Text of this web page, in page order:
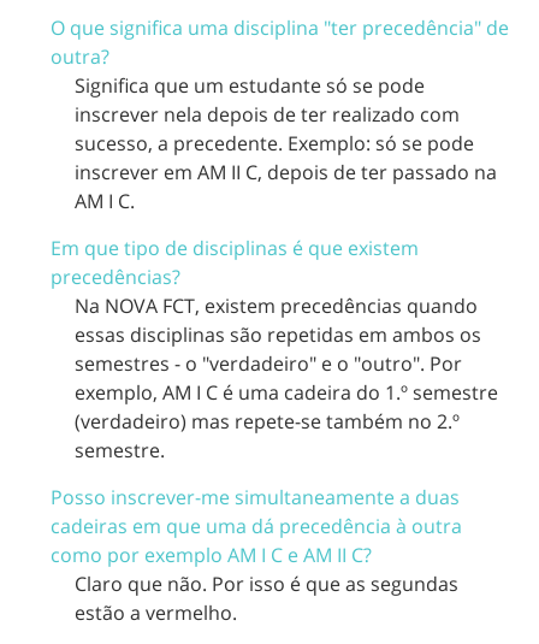
O que significa uma disciplina "ter precedência" de
outra?
Significa que um estudante só se pode
inscrever nela depois de ter realizado com
sucesso, a precedente. Exemplo: só se pode
inscrever em AM II C, depois de ter passado na
AM I C.
Em que tipo de disciplinas é que existem
precedências?
Na NOVA FCT, existem precedências quando
essas disciplinas são repetidas em ambos os
semestres - o "verdadeiro" e o "outro". Por
exemplo, AM I C é uma cadeira do 1.º semestre
(verdadeiro) mas repete-se também no 2.º
semestre.
Posso inscrever-me simultaneamente a duas
cadeiras em que uma dá precedência à outra
como por exemplo AM I C e AM II C?
Claro que não. Por isso é que as segundas
estão a vermelho.